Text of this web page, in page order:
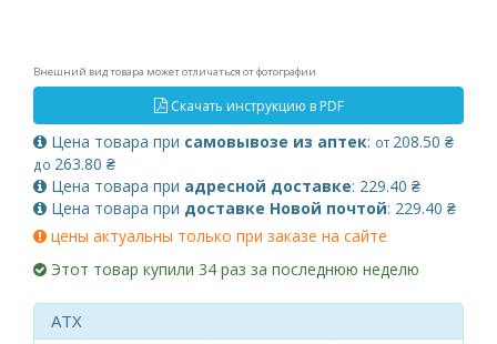
Внешний вид товара может отличаться от фотографии
Скачать инструкцию в PDF
Цена товара при самовывозе из аптек: от 208.50 ₴
до 263.80 ₴
Цена товара при адресной доставке: 229.40 ₴
Цена товара при доставке Новой почтой: 229.40 ₴
цены актуальны только при заказе на сайте
Этот товар купили 34 раз за последнюю неделю
ATX